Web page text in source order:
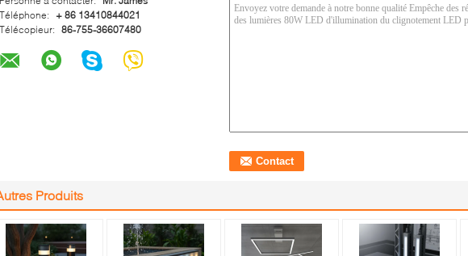
Téléphone:
+ 86 13410844021
Télécopieur: 86-755-36607480
Produits